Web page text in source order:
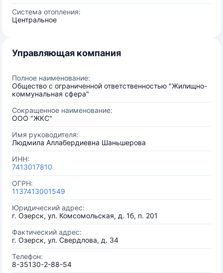
Система отопления:
Центральное
Управляющая компания
Полное наименование:
Общество с ограниченной ответственностью "Жилищно-
коммунальная сфера"
Сокращенное наименование:
ООО "ЖКС"
Имя руководителя:
Людмила Аллабердиевна Шаньшерова
ИНН:
7413017810
ОГРН:
1137413001549
Юридический адрес:
г. Озерск, ул. Комсомольская, д. 1б, п. 201
Фактический адрес:
г. Озерск, ул. Свердлова, д. 34
Телефон:
8-35130-2-88-54